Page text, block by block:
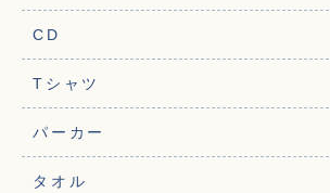
CD
Tシャツ
パーカー
タオル